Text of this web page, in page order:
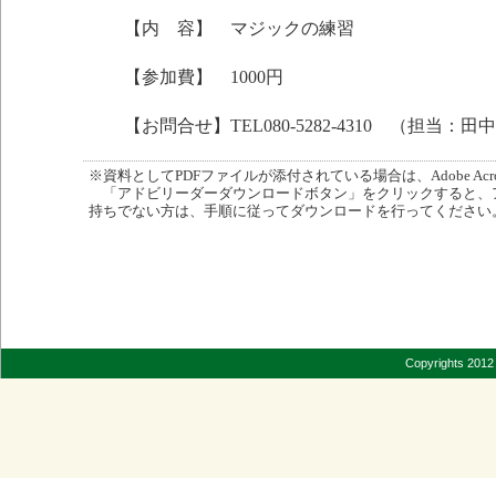
【内 容】 マジックの練習
【参加費】 1000円
【お問合せ】TEL080-5282-4310 （担当：田
※資料としてPDFファイルが添付されている場合は、Adobe
「アドビリーダーダウンロードボタン」をクリックすると
持ちでない方は、手順に従ってダウンロードを行ってください
Copyrights